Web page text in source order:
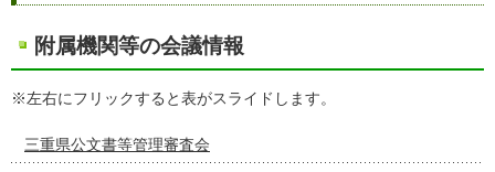
附属機関等の会議情報
※左右にフリックすると表がスライドします。
三重県公文書等管理審査会